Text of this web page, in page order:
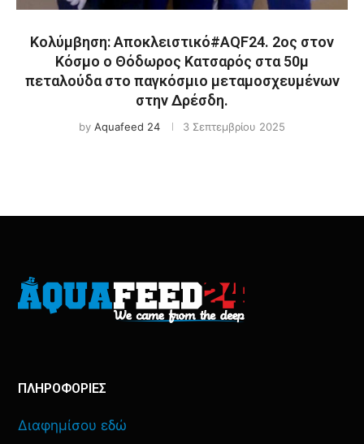
Κολύμβηση: Αποκλειστικό#AQF24. 2ος στον
Κόσμο ο Θόδωρος Κατσαρός στα 50μ
πεταλούδα στο παγκόσμιο μεταμοσχευμένων
στην Δρέσδη.
by Aquafeed 24 3 Σεπτεμβρίου 2025
ΠΛΗΡΟΦΟΡΙΕΣ
Διαφημίσου εδώ